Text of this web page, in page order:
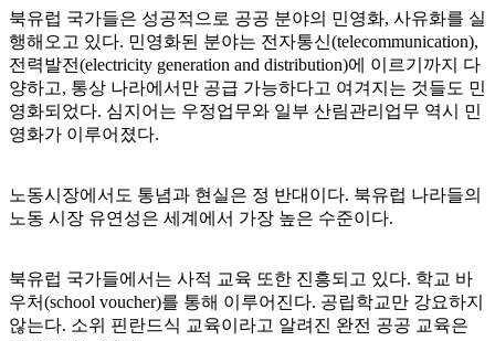
북유럽 국가들은 성공적으로 공공 분야의 민영화, 사유화를 실
행해오고 있다. 민영화된 분야는 전자통신(telecommunication),
전력발전(electricity generation and distribution)에 이르기까지 다
양하고, 통상 나라에서만 공급 가능하다고 여겨지는 것들도 민
영화되었다. 심지어는 우정업무와 일부 산림관리업무 역시 민
영화가 이루어졌다.
노동시장에서도 통념과 현실은 정 반대이다. 북유럽 나라들의
노동 시장 유연성은 세계에서 가장 높은 수준이다.
북유럽 국가들에서는 사적 교육 또한 진흥되고 있다. 학교 바
우처(school voucher)를 통해 이루어진다. 공립학교만 강요하지
않는다. 소위 핀란드식 교육이라고 알려진 완전 공공 교육은